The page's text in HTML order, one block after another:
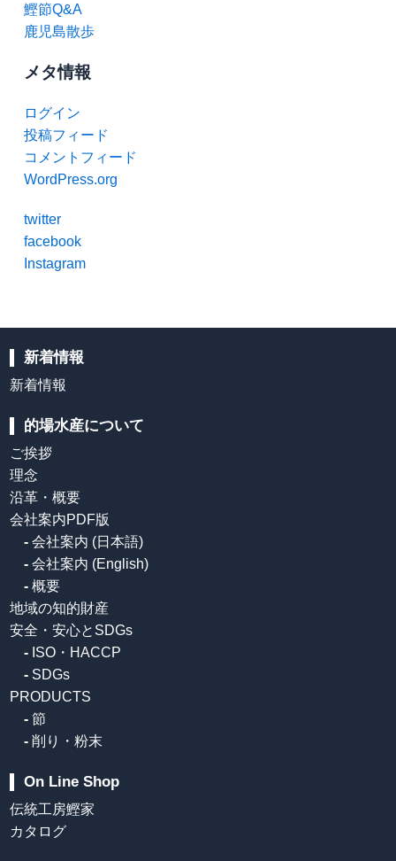
鰹節Q&A
鹿児島散歩
メタ情報
ログイン
投稿フィード
コメントフィード
WordPress.org
twitter
facebook
Instagram
新着情報
新着情報
的場水産について
ご挨拶
理念
沿革・概要
会社案内PDF版
- 会社案内 (日本語)
- 会社案内 (English)
- 概要
地域の知的財産
安全・安心とSDGs
- ISO・HACCP
- SDGs
PRODUCTS
- 節
- 削り・粉末
On Line Shop
伝統工房鰹家
カタログ